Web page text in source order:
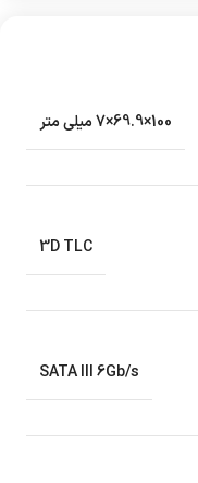
100×69.9×7 میلی متر
3D TLC
SATA III 6Gb/s